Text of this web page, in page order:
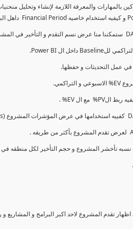
تقدم المشروع لاحد اكبر البرامج و المشاريع و